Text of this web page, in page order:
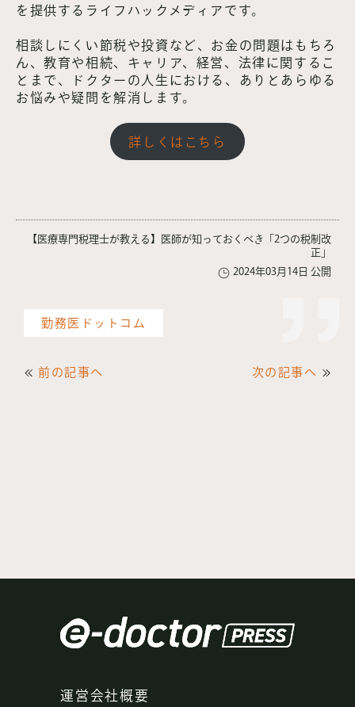
を提供するライフハックメディアです。
相談しにくい節税や投資など、お金の問題はもちろ
ん、教育や相続、キャリア、経営、法律に関するこ
とまで、ドクターの人生における、ありとあらゆる
お悩みや疑問を解消します。
詳しくはこちら
【医療専門税理士が教える】医師が知っておくべき「2つの税制改
正」
2024年03月14日 公開
前の記事へ
勤務医ドットコム
次の記事へ
運営会社概要